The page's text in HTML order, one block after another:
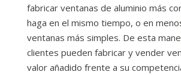
fabricar ventanas de aluminio más
haga en el mismo tiempo, o en
ventanas más simples. De esta
clientes pueden fabricar y vender
valor añadido frente a su